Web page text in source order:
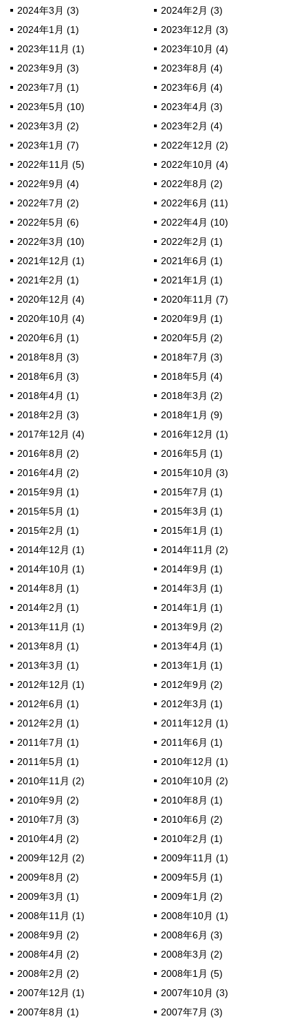
2024年3月 (3)
2024年2月 (3)
2024年1月 (1)
2023年12月 (3)
2023年11月 (1)
2023年10月 (4)
2023年9月 (3)
2023年8月 (4)
2023年7月 (1)
2023年6月 (4)
2023年5月 (10)
2023年4月 (3)
2023年3月 (2)
2023年2月 (4)
2023年1月 (7)
2022年12月 (2)
2022年11月 (5)
2022年10月 (4)
2022年9月 (4)
2022年8月 (2)
2022年7月 (2)
2022年6月 (11)
2022年5月 (6)
2022年4月 (10)
2022年3月 (10)
2022年2月 (1)
2021年12月 (1)
2021年6月 (1)
2021年2月 (1)
2021年1月 (1)
2020年12月 (4)
2020年11月 (7)
2020年10月 (4)
2020年9月 (1)
2020年6月 (1)
2020年5月 (2)
2018年8月 (3)
2018年7月 (3)
2018年6月 (3)
2018年5月 (4)
2018年4月 (1)
2018年3月 (2)
2018年2月 (3)
2018年1月 (9)
2017年12月 (4)
2016年12月 (1)
2016年8月 (2)
2016年5月 (1)
2016年4月 (2)
2015年10月 (3)
2015年9月 (1)
2015年7月 (1)
2015年5月 (1)
2015年3月 (1)
2015年2月 (1)
2015年1月 (1)
2014年12月 (1)
2014年11月 (2)
2014年10月 (1)
2014年9月 (1)
2014年8月 (1)
2014年3月 (1)
2014年2月 (1)
2014年1月 (1)
2013年11月 (1)
2013年9月 (2)
2013年8月 (1)
2013年4月 (1)
2013年3月 (1)
2013年1月 (1)
2012年12月 (1)
2012年9月 (2)
2012年6月 (1)
2012年3月 (1)
2012年2月 (1)
2011年12月 (1)
2011年7月 (1)
2011年6月 (1)
2011年5月 (1)
2010年12月 (1)
2010年11月 (2)
2010年10月 (2)
2010年9月 (2)
2010年8月 (1)
2010年7月 (3)
2010年6月 (2)
2010年4月 (2)
2010年2月 (1)
2009年12月 (2)
2009年11月 (1)
2009年8月 (2)
2009年5月 (1)
2009年3月 (1)
2009年1月 (2)
2008年11月 (1)
2008年10月 (1)
2008年9月 (2)
2008年6月 (3)
2008年4月 (2)
2008年3月 (2)
2008年2月 (2)
2008年1月 (5)
2007年12月 (1)
2007年10月 (3)
2007年8月 (1)
2007年7月 (3)